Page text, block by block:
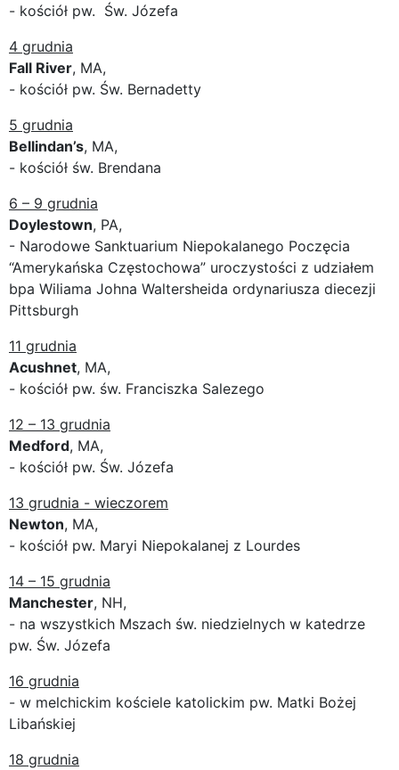
- kościół pw. Św. Józefa
4 grudnia
Fall River, MA,
- kościół pw. Św. Bernadetty
5 grudnia
Bellindan’s, MA,
- kościół św. Brendana
6 – 9 grudnia
Doylestown, PA,
- Narodowe Sanktuarium Niepokalanego Poczęcia
“Amerykańska Częstochowa” uroczystości z udziałem
bpa Wiliama Johna Waltersheida ordynariusza diecezji
Pittsburgh
11 grudnia
Acushnet, MA,
- kościół pw. św. Franciszka Salezego
12 – 13 grudnia
Medford, MA,
- kościół pw. Św. Józefa
13 grudnia - wieczorem
Newton, MA,
- kościół pw. Maryi Niepokalanej z Lourdes
14 – 15 grudnia
Manchester, NH,
- na wszystkich Mszach św. niedzielnych w katedrze
pw. Św. Józefa
16 grudnia
- w melchickim kościele katolickim pw. Matki Bożej
Libańskiej
18 grudnia